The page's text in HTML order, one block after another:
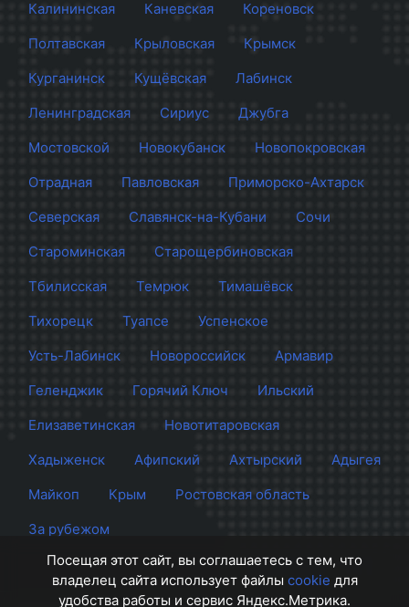
Калининская
Каневская
Кореновск
Полтавская
Крыловская
Крымск
Курганинск
Кущёвская
Лабинск
Ленинградская
Сириус
Джубга
Мостовской
Новокубанск
Новопокровская
Отрадная
Павловская
Приморско-Ахтарск
Северская
Славянск-на-Кубани
Сочи
Староминская
Старощербиновская
Тбилисская
Темрюк
Тимашёвск
Тихорецк
Туапсе
Успенское
Усть-Лабинск
Новороссийск
Армавир
Геленджик
Горячий Ключ
Ильский
Елизаветинская
Новотитаровская
Хадыженск
Афипский Ахтырский
Адыгея
Майкоп
Крым
Ростовская область
За рубежом
Посещая этот сайт, вы соглашаетесь с тем, что
владелец сайта использует файлы cookie для
удобства работы и сервис Яндекс.Метрика.